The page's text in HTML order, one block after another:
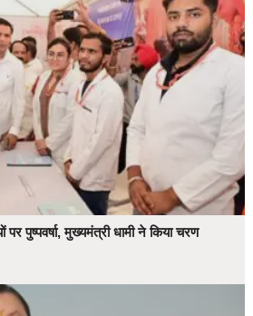
पर पुष्पवर्षा, मुख्यमंत्री धामी ने किया चरण